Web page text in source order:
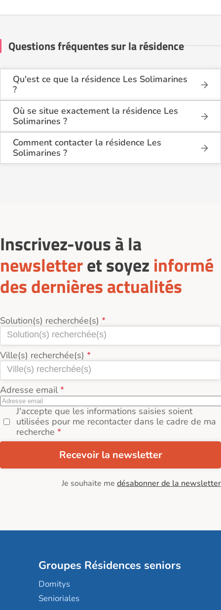
Questions fréquentes sur la résidence
Qu'est ce que la résidence Les Solimarines
?
La résidence Les Solimarines est une résidence
seniors de type résidence services seniors . Elle
dispose de logements disponibles à la location.
Cette résidence du secteur privé se situe à Sainte-
Soulle (17220).
Où se situe exactement la résidence Les
Solimarines ?
La résidence Les Solimarines est située 20 rue de
Saintonge à Sainte-Soulle (17220), en Charente
Maritime (17).
Comment contacter la résidence Les
Solimarines ?
Vous pouvez contacter la résidence Les Solimarines
l'établissement.
Inscrivez-vous à la
newsletteret soyez informé
des dernières actualités
Solution(s) recherchée(s)
Ville(s) recherchée(s)
Adresse email
J'accepte que les informations saisies soient
utilisées pour me recontacter dans le cadre de ma
recherche
Recevoir la newsletter
Je souhaite me désabonner de la newsletter
Groupes Résidences seniors
Domitys
Senioriales